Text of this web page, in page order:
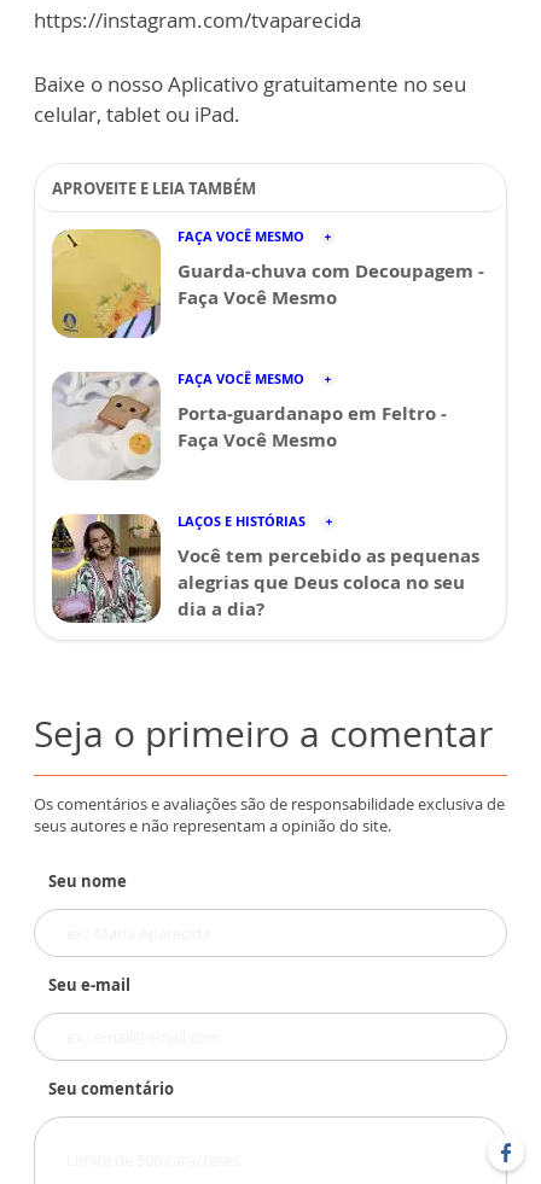
https://instagram.com/tvaparecida
Baixe o nosso Aplicativo gratuitamente no seu
celular, tablet ou iPad.
APROVEITE E LEIA TAMBÉM
FAÇA VOCÊ MESMO
Guarda-chuva com Decoupagem -
Faça Você Mesmo
FAÇA VOCÊ MESMO
Porta-guardanapo em Feltro -
Faça Você Mesmo
LAÇOS E HISTÓRIAS
Você tem percebido as pequenas
alegrias que Deus coloca no seu
dia a dia?
Seja o primeiro a comentar
Os comentários e avaliações são de responsabilidade exclusiva de
seus autores e não representam a opinião do site.
Seu nome
Seu e-mail
Seu comentário